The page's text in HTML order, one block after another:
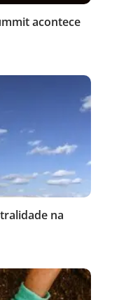
acontece
na